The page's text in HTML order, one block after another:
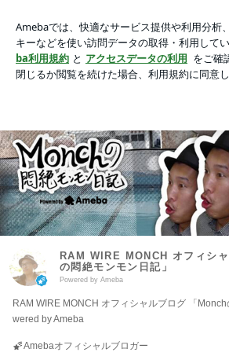
モン日記」 Powered by Ameba
アプリをダウンロードして ブログの更新通知
ょう。
RAM WIRE MONCH オフィシ
の悶絶モンモン日記」
Powered by Ameba
RAM WIRE MONCH オフィシャルブログ 「
wered by Ameba
Amebaオフィシャルブロガー